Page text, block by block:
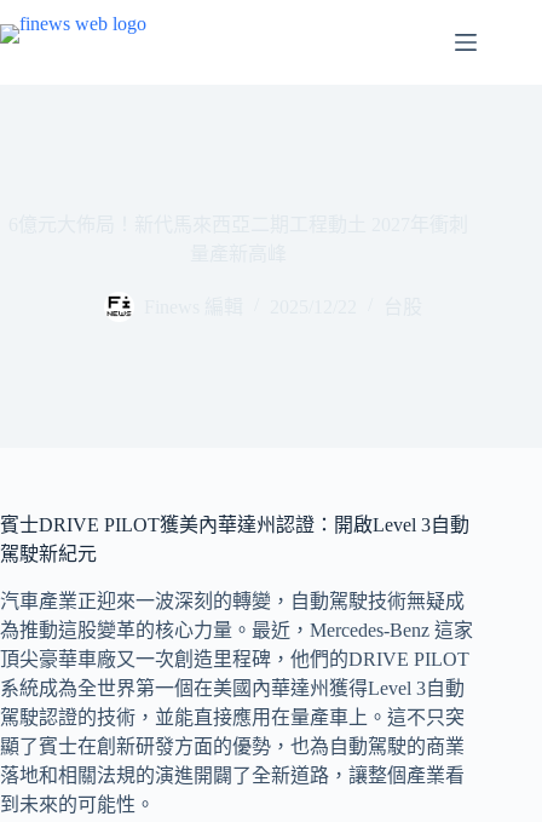
至
賓士DRIVE PILOT獲美內華達州認證：開啟Level 3自動
駕駛新紀元
汽車產業正迎來一波深刻的轉變，自動駕駛技術無疑成
為推動這股變革的核心力量。最近，Mercedes-Benz 這家
頂尖豪華車廠又一次創造里程碑，他們的DRIVE PILOT
系統成為全世界第一個在美國內華達州獲得Level 3自動
駕駛認證的技術，並能直接應用在量產車上。這不只突
顯了賓士在創新研發方面的優勢，也為自動駕駛的商業
落地和相關法規的演進開闢了全新道路，讓整個產業看
到未來的可能性。